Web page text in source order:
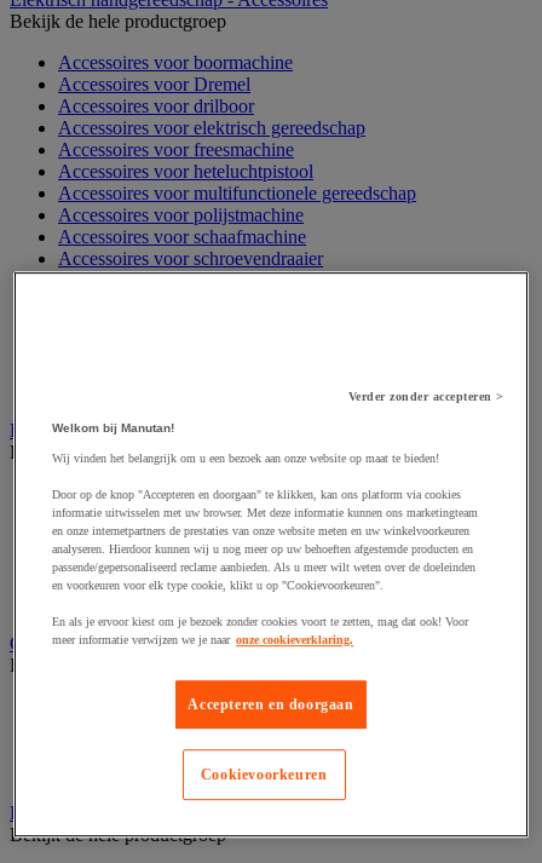
Bekijk de hele productgroep
Accessoires voor boormachine
Accessoires voor Dremel
Accessoires voor drilboor
Accessoires voor elektrisch gereedschap
Accessoires voor freesmachine
Accessoires voor heteluchtpistool
Accessoires voor multifunctionele gereedschap
Accessoires voor polijstmachine
Accessoires voor schaafmachine
Accessoires voor schroevendraaier
Accessoires voor schuurmachine
Elektrische toebehoren en verlichting
Bekijk de hele productgroep
Accessoires voor elektrisch schakelpaneel
Batterij, oplader en kabel
Elektrische kabel
Elektrische uitrusting
Verlengsnoer, stekkerdoos en kapelhaspel
Gereedschap opbergen
Bekijk de hele productgroep
Assortimentsdoos en gereedschapkoffer
Gereedschapskist en opbergtas
Gereedschapskoffer en versterkte kist
Verrijdbare werktafel
Handgereedschap
Bekijk de hele productgroep
Verder zonder accepteren >
Welkom bij Manutan!
Wij vinden het belangrijk om u een bezoek aan onze website op maat te bieden!
Door op de knop "Accepteren en doorgaan" te klikken, kan ons platform via cookies
informatie uitwisselen met uw browser. Met deze informatie kunnen ons marketingteam
en onze internetpartners de prestaties van onze website meten en uw winkelvoorkeuren
analyseren. Hierdoor kunnen wij u nog meer op uw behoeften afgestemde producten en
passende/gepersonaliseerd reclame aanbieden. Als u meer wilt weten over de doeleinden
en voorkeuren voor elk type cookie, klikt u op "Cookievoorkeuren".
En als je ervoor kiest om je bezoek zonder cookies voort te zetten, mag dat ook! Voor
meer informatie verwijzen we je naar onze cookieverklaring.
Accepteren en doorgaan
Cookievoorkeuren